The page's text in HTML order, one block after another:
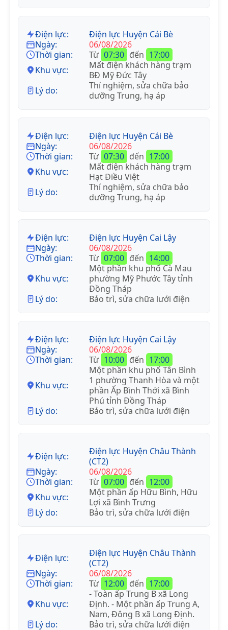
Điện lực:
Điện lực Huyện Cái Bè
Ngày:
06/08/2026
Thời gian:
Từ 07:30 đến 17:00
Khu vực:
Mất điện khách hàng trạm
BĐ Mỹ Đức Tây
Lý do:
Thí nghiệm, sửa chữa bảo
dưỡng Trung, hạ áp
Điện lực:
Điện lực Huyện Cái Bè
Ngày:
06/08/2026
Thời gian:
Từ 07:30 đến 17:00
Khu vực:
Mất điện khách hàng trạm
Hạt Điều Việt
Lý do:
Thí nghiệm, sửa chữa bảo
dưỡng Trung, hạ áp
Điện lực:
Điện lực Huyện Cai Lậy
Ngày:
06/08/2026
Thời gian:
Từ 07:00 đến 14:00
Khu vực:
Một phần khu phố Cà Mau
phường Mỹ Phước Tây tỉnh
Đồng Tháp
Lý do:
Bảo trì, sửa chữa lưới điện
Điện lực:
Điện lực Huyện Cai Lậy
Ngày:
06/08/2026
Thời gian:
Từ 10:00 đến 17:00
Khu vực:
Một phần khu phố Tân Bình
1 phường Thanh Hòa và một
phần Ấp Bình Thới xã Bình
Phú tỉnh Đồng Tháp
Lý do:
Bảo trì, sửa chữa lưới điện
Điện lực:
Điện lực Huyện Châu Thành
(CT2)
Ngày:
06/08/2026
Thời gian:
Từ 07:00 đến 12:00
Khu vực:
Một phần ấp Hữu Bình, Hữu
Lợi xã Bình Trưng
Lý do:
Bảo trì, sửa chữa lưới điện
Điện lực:
Điện lực Huyện Châu Thành
(CT2)
Ngày:
06/08/2026
Thời gian:
Từ 12:00 đến 17:00
Khu vực:
- Toàn ấp Trung B xã Long
Định. - Một phần ấp Trung A,
Nam, Đông B xã Long Định.
Lý do:
Bảo trì, sửa chữa lưới điện